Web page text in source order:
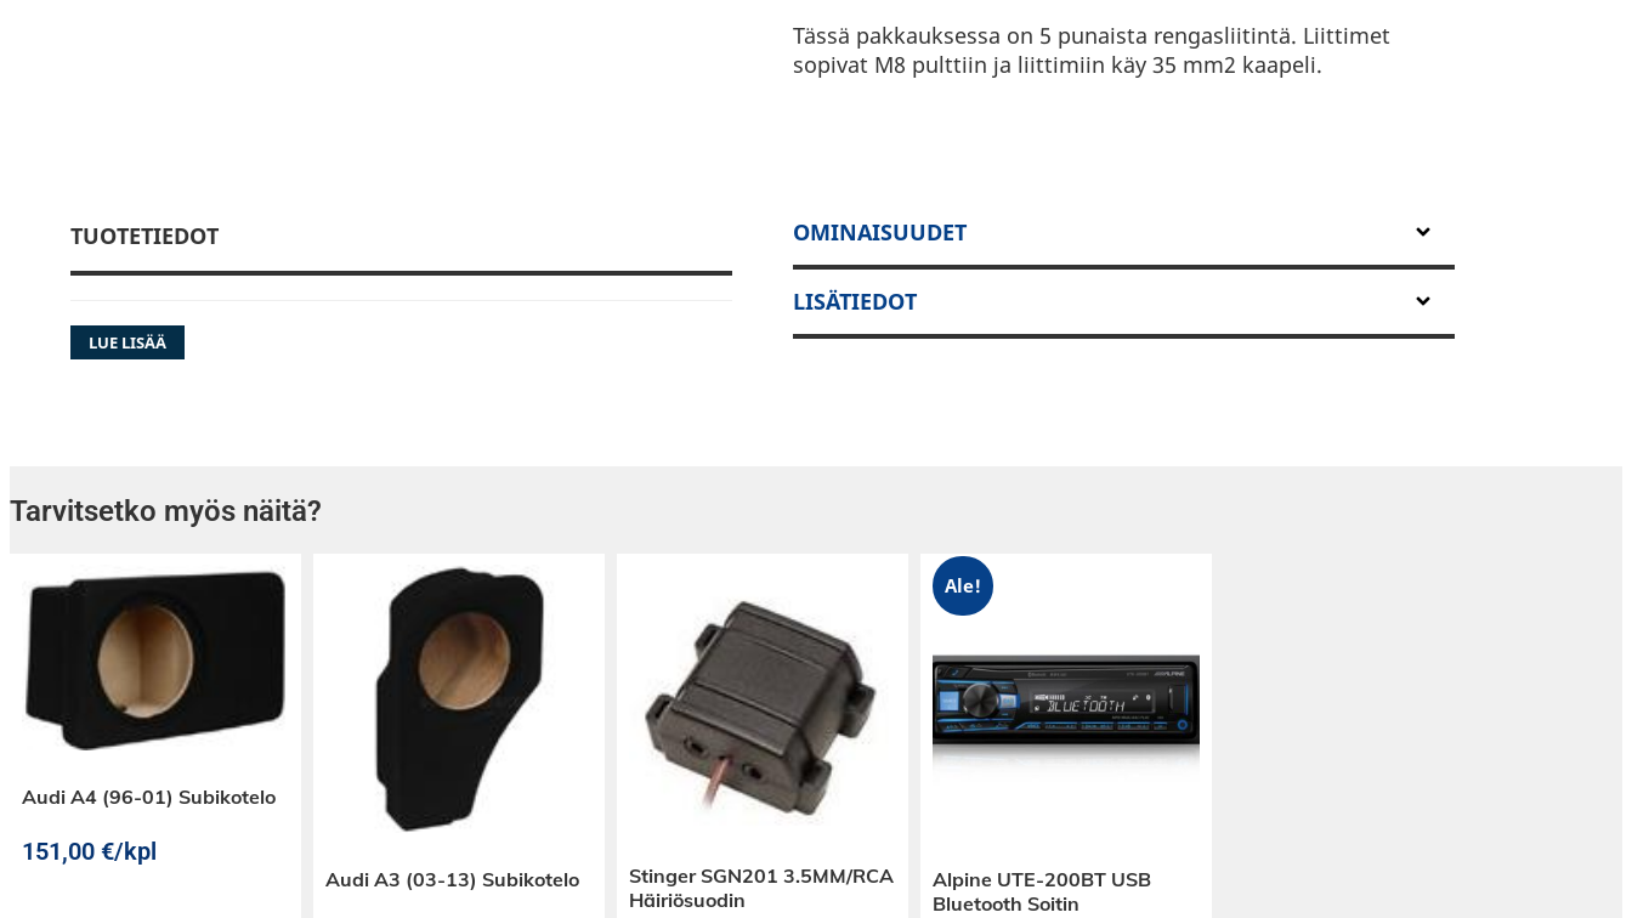
Tässä pakkauksessa on 5 punaista rengasliitintä. Liittimet
sopivat M8 pulttiin ja liittimiin käy 35 mm2 kaapeli.
TUOTETIEDOT
LUE LISÄÄ
OMINAISUUDET
LISÄTIEDOT
Tarvitsetko myös näitä?
Audi A4 (96-01) Subikotelo
151,00 €/kpl
Audi A3 (03-13) Subikotelo
Stinger SGN201 3.5MM/RCA
Häiriösuodin
Ale!
Alpine UTE-200BT USB
Bluetooth Soitin